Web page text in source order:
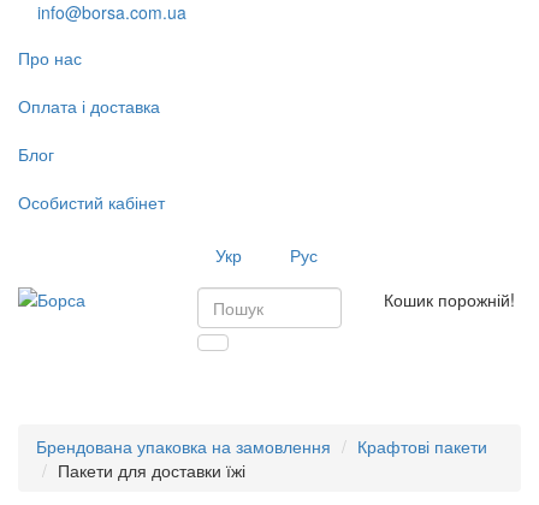
info@borsa.com.ua
Про нас
Оплата і доставка
Блог
Особистий кабінет
Укр
Рус
Кошик порожній!
Брендована упаковка на замовлення
Крафтові пакети
Пакети для доставки їжі